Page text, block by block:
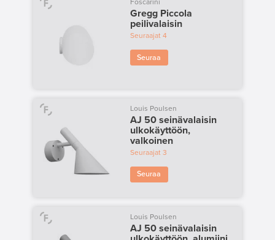
Foscarini
Gregg Piccola
peilivalaisin
Seuraajat4
Seuraa
Louis Poulsen
AJ 50 seinävalaisin
ulkokäyttöön,
valkoinen
Seuraajat 3
Seuraa
Louis Poulsen
AJ 50 seinävalaisin